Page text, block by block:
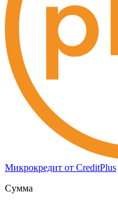
Микрокредит от CreditPlus
Сумма